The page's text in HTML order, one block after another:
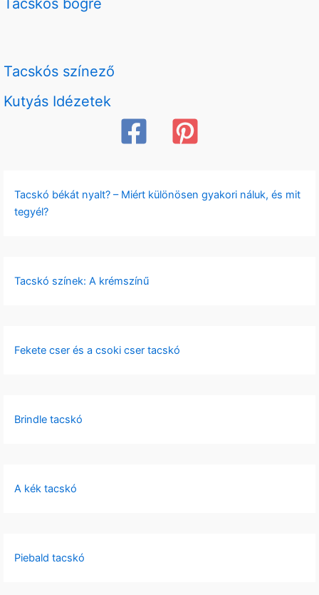
Tacskós bögre
Tacskós színező
Kutyás Idézetek
Tacskó békát nyalt? – Miért különösen gyakori náluk, és mit
tegyél?
Tacskó színek: A krémszínű
Fekete cser és a csoki cser tacskó
Brindle tacskó
A kék tacskó
Piebald tacskó